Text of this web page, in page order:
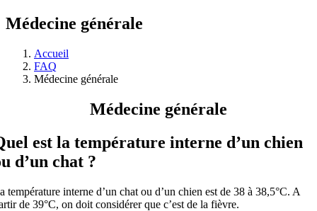
Médecine générale
Accueil
FAQ
Médecine générale
Médecine générale
est la température interne d’un chien
d’un chat ?
température interne d’un chat ou d’un chien est de 38 à 38,5°C. A
de 39°C, on doit considérer que c’est de la fièvre.